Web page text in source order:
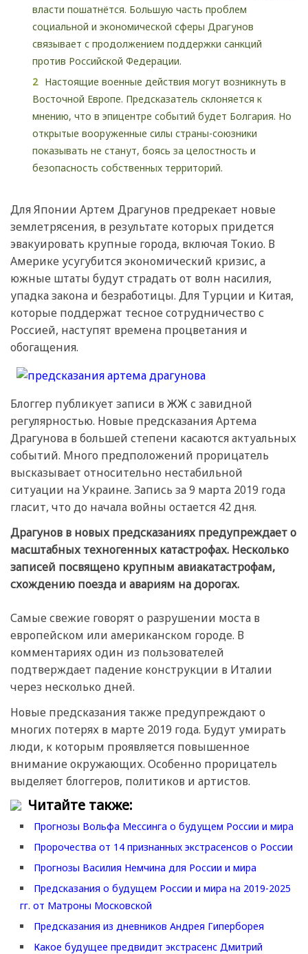
власти пошатнётся. Большую часть проблем
социальной и экономической сферы Драгунов
связывает с продолжением поддержки санкций
против Российской Федерации.
Настоящие военные действия могут возникнуть в
Восточной Европе. Предсказатель склоняется к
мнению, что в эпицентре событий будет Болгария. Но
открытые вооруженные силы страны-союзники
показывать не станут, боясь за целостность и
безопасность собственных территорий.
Для Японии Артем Драгунов предрекает новые
землетрясения, в результате которых придется
эвакуировать крупные города, включая Токио. В
Америке усугубится экономический кризис, а
южные штаты будут страдать от волн насилия,
упадка закона и безработицы. Для Турции и Китая,
которые поддержат тесное сотрудничество с
Россией, наступят времена процветания и
обогащения.
Блоггер публикует записи в ЖЖ с завидной
регулярностью. Новые предсказания Артема
Драгунова в большей степени касаются актуальных
событий. Много предположений прорицатель
высказывает относительно нестабильной
ситуации на Украине. Запись за 9 марта 2019 года
гласит, что до начала войны остается 42 дня.
Драгунов в новых предсказаниях предупреждает о
масштабных техногенных катастрофах. Несколько
записей посвящено крупным авиакатастрофам,
схождению поезда и авариям на дорогах.
Самые свежие говорят о разрушении моста в
европейском или американском городе. В
комментариях один из пользователей
подтверждает падение конструкции в Италии
через несколько дней.
Новые предсказания также предупреждают о
многих потерях в марте 2019 года. Будут умирать
люди, к которым проявляется повышенное
внимание окружающих. Особенно прорицатель
выделяет блоггеров, политиков и артистов.
Читайте также:
Прогнозы Вольфа Мессинга о будущем России и мира
Пророчества от 14 признанных экстрасенсов о России
Прогнозы Василия Немчина для России и мира
Предсказания о будущем России и мира на 2019-2025
гг. от Матроны Московской
Предсказания из дневников Андрея Гиперборея
Какое будущее предвидит экстрасенс Дмитрий